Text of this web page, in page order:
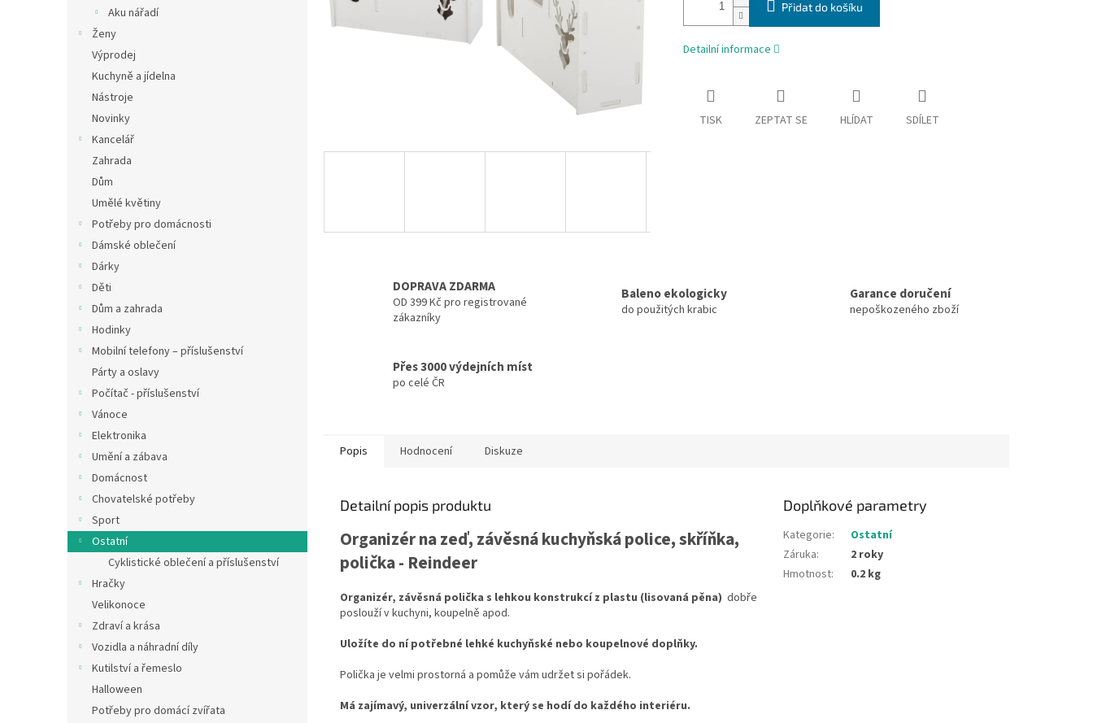
Aku nářadí
Ženy
Výprodej
Kuchyně a jídelna
Nástroje
Novinky
Kancelář
Zahrada
Dům
Umělé květiny
Potřeby pro domácnosti
Dámské oblečení
Dárky
Děti
Dům a zahrada
Hodinky
Mobilní telefony – příslušenství
Párty a oslavy
Počítač - příslušenství
Vánoce
Elektronika
Umění a zábava
Domácnost
Chovatelské potřeby
Sport
Ostatní
Cyklistické oblečení a příslušenství
Hračky
Velikonoce
Zdraví a krása
Vozidla a náhradní díly
Kutilství a řemeslo
Halloween
Potřeby pro domácí zvířata
Přidat do košíku
Detailní informace
TISK ZEPTAT SE HLÍDAT SDÍLET
DOPRAVA ZDARMA
OD 399 Kč pro registrované
zákazníky
Baleno ekologicky
do použitých krabic
Garance doručení
nepoškozeného zboží
Přes 3000 výdejních míst
po celé ČR
Popis Hodnocení Diskuze
Detailní popis produktu
Organizér na zeď, závěsná kuchyňská police, skříňka,
polička - Reindeer
Organizér, závěsná polička s lehkou konstrukcí z plastu (lisovaná pěna) dobře
poslouží v kuchyni, koupelně apod.
Uložíte do ní potřebné lehké kuchyňské nebo koupelnové doplňky.
Polička je velmi prostorná a pomůže vám udržet si pořádek.
Má zajímavý, univerzální vzor, ​​který se hodí do každého interiéru.
Doplňkové parametry
Kategorie:
Ostatní
Záruka:
2 roky
Hmotnost: 0.2 kg